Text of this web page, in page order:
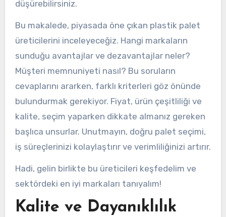
düşürebilirsiniz.
Bu makalede, piyasada öne çıkan plastik palet
üreticilerini inceleyeceğiz. Hangi markaların
sunduğu avantajlar ve dezavantajlar neler?
Müşteri memnuniyeti nasıl? Bu soruların
cevaplarını ararken, farklı kriterleri göz önünde
bulundurmak gerekiyor. Fiyat, ürün çeşitliliği ve
kalite, seçim yaparken dikkate almanız gereken
başlıca unsurlar. Unutmayın, doğru palet seçimi,
iş süreçlerinizi kolaylaştırır ve verimliliğinizi artırır.
Hadi, gelin birlikte bu üreticileri keşfedelim ve
sektördeki en iyi markaları tanıyalım!
Kalite ve Dayanıklılık